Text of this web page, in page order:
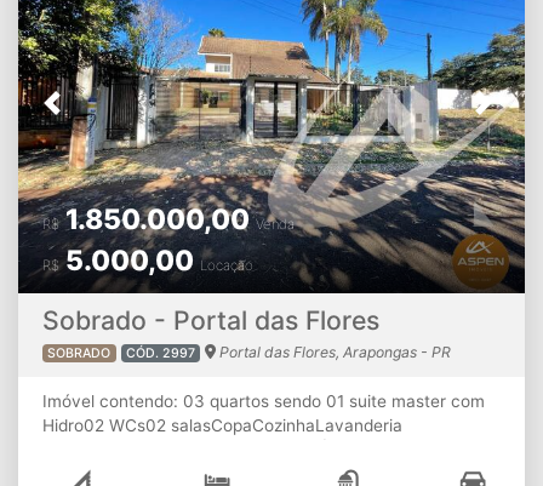
Sobrado - Portal das Flores
SOBRADO CÓD. 2997 Portal das Flores, Arapongas - PR
Previous Next
R$1.850.000,00Venda
R$5.000,00Locação
Imóvel contendo: 03 quartos sendo 01 suite master com
Hidro02 WCs02 salasCopaCozinhaLavanderia
coberta para 02 Carros ⚠ ATENÇÃO: A disponibilidade e